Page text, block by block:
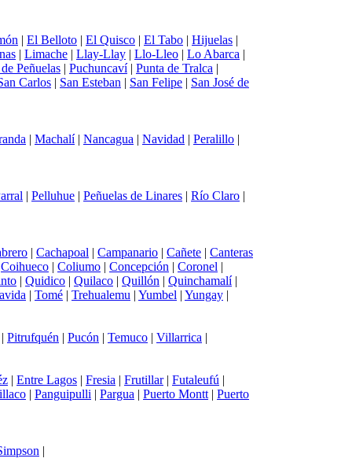
| El Belloto | El Quisco | El Tabo | Hijuelas |
| Limache | Llay-Llay | Llo-Lleo | Lo Abarca |
Peñuelas | Puchuncaví| Punta de Tralca |
Carlos | San Esteban | San Felipe | San José de
| Machalí| Nancagua | Navidad | Peralillo |
| Pelluhue | Peñuelas de Linares | Río Claro |
| Cachapoal | Campanario | Cañete | Canteras
Coihueco | Coliumo | Concepción | Coronel |
| Quidico | Quilaco | Quillón | Quinchamalí|
| Tomé | Trehualemu | Yumbel | Yungay |
Pitrufquén | Pucón | Temuco | Villarrica |
| Entre Lagos | Fresia | Frutillar| Futaleufú |
| Panguipulli | Pargua | Puerto Montt | Puerto
|